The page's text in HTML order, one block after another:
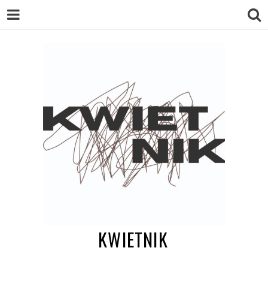
KWIETNIK